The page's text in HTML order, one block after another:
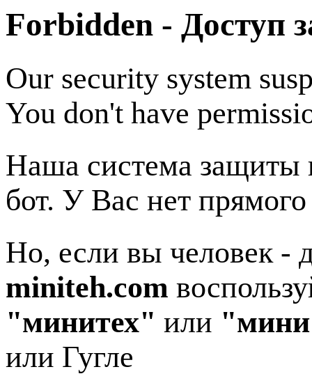
Forbidden - Доступ
Our security system
You don't have
Наша система защиты
бот. У Вас нет
Но, если вы человек -
miniteh.com
"минитех" или "мини
или Гугле